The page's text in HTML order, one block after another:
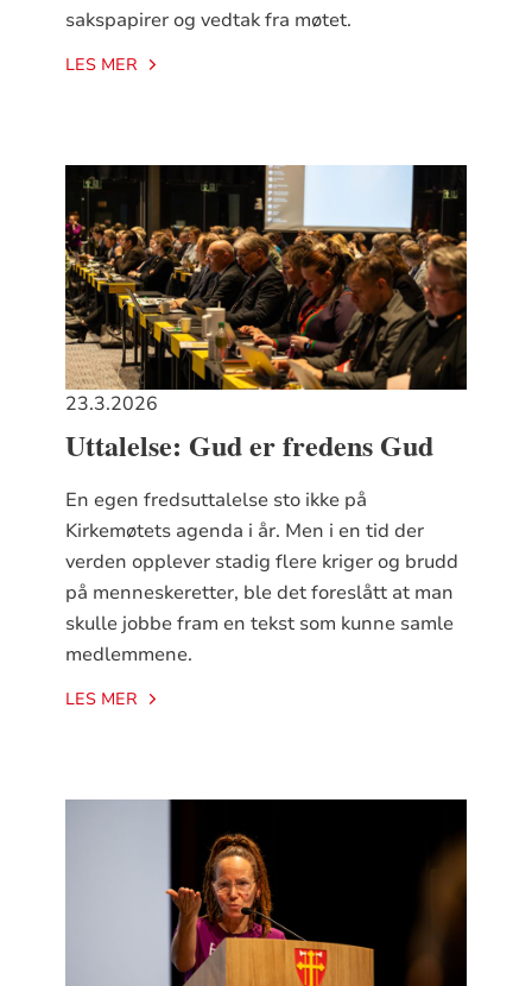
sakspapirer og vedtak fra møtet.
LES MER
23.3.2026
Uttalelse: Gud er fredens Gud
En egen fredsuttalelse sto ikke på
Kirkemøtets agenda i år. Men i en tid der
verden opplever stadig flere kriger og brudd
på menneskeretter, ble det foreslått at man
skulle jobbe fram en tekst som kunne samle
medlemmene.
LES MER